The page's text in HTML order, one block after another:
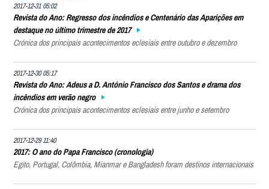
2017-12-31 05:02
Revista do Ano: Regresso dos incêndios e Centenário das Aparições em
destaque no último trimestre de 2017
Crónica dos principais acontecimentos eclesiais entre outubro e dezembro
2017-12-30 05:17
Revista do Ano: Adeus a D. António Francisco dos Santos e drama dos
incêndios em verão negro
Crónica dos principais acontecimentos eclesiais entre junho e setembro
2017-12-29 11:40
2017: O ano do Papa Francisco (cronologia)
Egito, Portugal, Colômbia, Mianmar e Bangladesh foram destinos internacionais